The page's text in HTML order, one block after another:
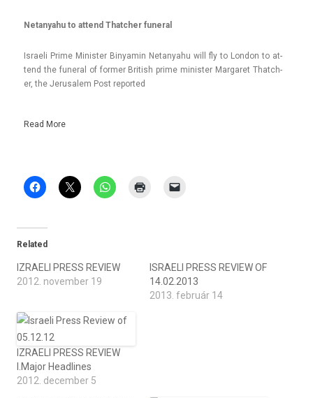
Netanyahu to at­tend Thatch­er funer­al
Is­raeli Prime Minist­er Bi­nyamin Netanyahu will fly to Lon­don to at­
tend the funer­al of form­er British prime minist­er Mar­garet Thatch­
er, the Jerusalem Post re­por­ted
Read More
Related
IZRAELI PRESS REVIEW
2012. november 19
ISRAELI PRESS REVIEW OF
14.02.2013
2013. február 14
IZRAELI PRESS REVIEW
I.Major Headlines
2012. december 5